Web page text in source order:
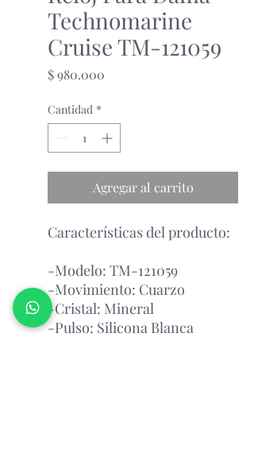
Technomarine
Cruise TM-121059
$ 980.000
Cantidad *
Agregar al carrito
Características del producto:
-Modelo: TM-121059
-Movimiento: Cuarzo
-Cristal: Mineral
-Pulso: Silicona Blanca